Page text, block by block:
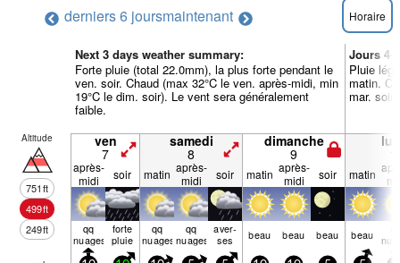
derniers 6 joursmaintenant Horaire
Next 3 days weather summary:
Forte pluie (total 22.0mm), la plus forte pendant le
ven. soir. Chaud (max 32°C le ven. après-midi, min
19°C le dim. soir). Le vent sera généralement
faible.
Jours 4-
Pluie
matin.
mar.
Altitude
751ft
499ft
249ft
ven
7
samedi
8
dimanche
9
après-
midi
soir matin après-
midi
soir matin après-
midi
soir matin
qq
nuages
forte
pluie
qq
nuages
qq
nuages
aver­
ses beau beau beau beau